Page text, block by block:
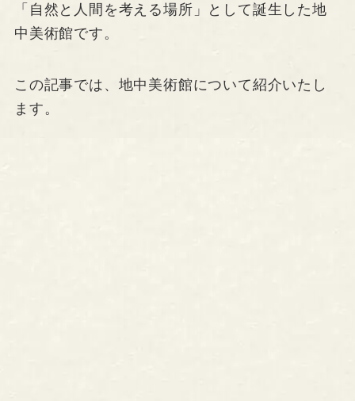
「自然と人間を考える場所」として誕生した地
中美術館です。
この記事では、地中美術館について紹介いたし
ます。